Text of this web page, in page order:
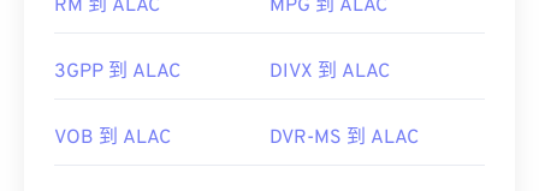
RM 到 ALAC MPG 到 ALAC
3GPP 到 ALAC DIVX 到 ALAC
VOB 到 ALAC DVR-MS 到 ALAC